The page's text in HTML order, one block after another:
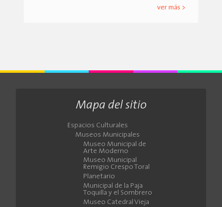
ver más >
Mapa del sitio
Espacios Culturales
Museos Municipales
Museo Municipal de
Arte Moderno
Museo Municipal
Remigio Crespo Toral
Planetario
Municipal de la Paja
Toquilla y el Sombrero
Museo Catedral Vieja